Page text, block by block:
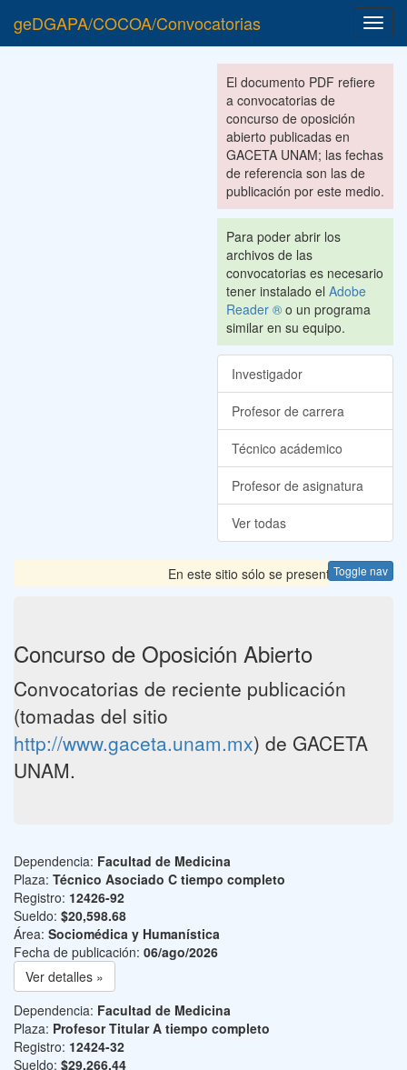
geDGAPA/COCOA/Convocatorias
El documento PDF refiere
a convocatorias de
concurso de oposición
abierto publicadas en
GACETA UNAM; las fechas
de referencia son las de
publicación por este medio.
Para poder abrir los
archivos de las
convocatorias es necesario
tener instalado el Adobe
Reader ® o un programa
similar en su equipo.
Investigador
Profesor de carrera
Técnico acádemico
Profesor de asignatura
Ver todas
Toggle nav
En este sitio sólo se presentan las
Concurso de Oposición Abierto
Convocatorias de reciente publicación
(tomadas del sitio
http://www.gaceta.unam.mx) de GACETA
UNAM.
Dependencia: Facultad de Medicina
Plaza: Técnico Asociado C tiempo completo
Registro: 12426-92
Sueldo: $20,598.68
Área: Sociomédica y Humanística
Fecha de publicación: 06/ago/2026
Ver detalles »
Dependencia: Facultad de Medicina
Plaza: Profesor Titular A tiempo completo
Registro: 12424-32
Sueldo: $29,266.44